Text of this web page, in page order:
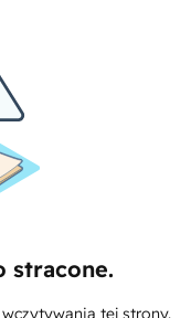
stracone.
tej strony.